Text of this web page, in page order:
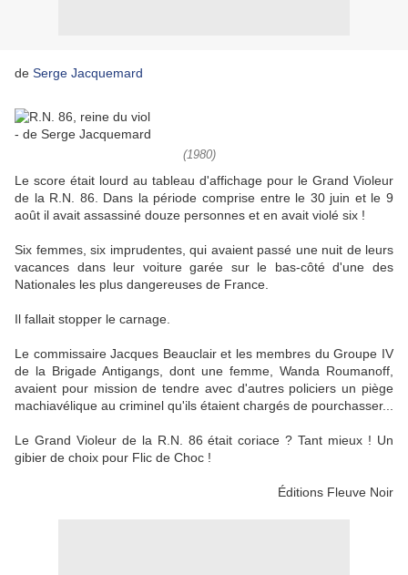
de Serge Jacquemard
(1980)
Le score était lourd au tableau d'affichage pour le Grand Violeur
de la R.N. 86. Dans la période comprise entre le 30 juin et le 9
août il avait assassiné douze personnes et en avait violé six !
Six femmes, six imprudentes, qui avaient passé une nuit de leurs
vacances dans leur voiture garée sur le bas-côté d'une des
Nationales les plus dangereuses de France.
Il fallait stopper le carnage.
Le commissaire Jacques Beauclair et les membres du Groupe IV
de la Brigade Antigangs, dont une femme, Wanda Roumanoff,
avaient pour mission de tendre avec d'autres policiers un piège
machiavélique au criminel qu'ils étaient chargés de pourchasser...
Le Grand Violeur de la R.N. 86 était coriace ? Tant mieux ! Un
gibier de choix pour Flic de Choc !
Éditions Fleuve Noir